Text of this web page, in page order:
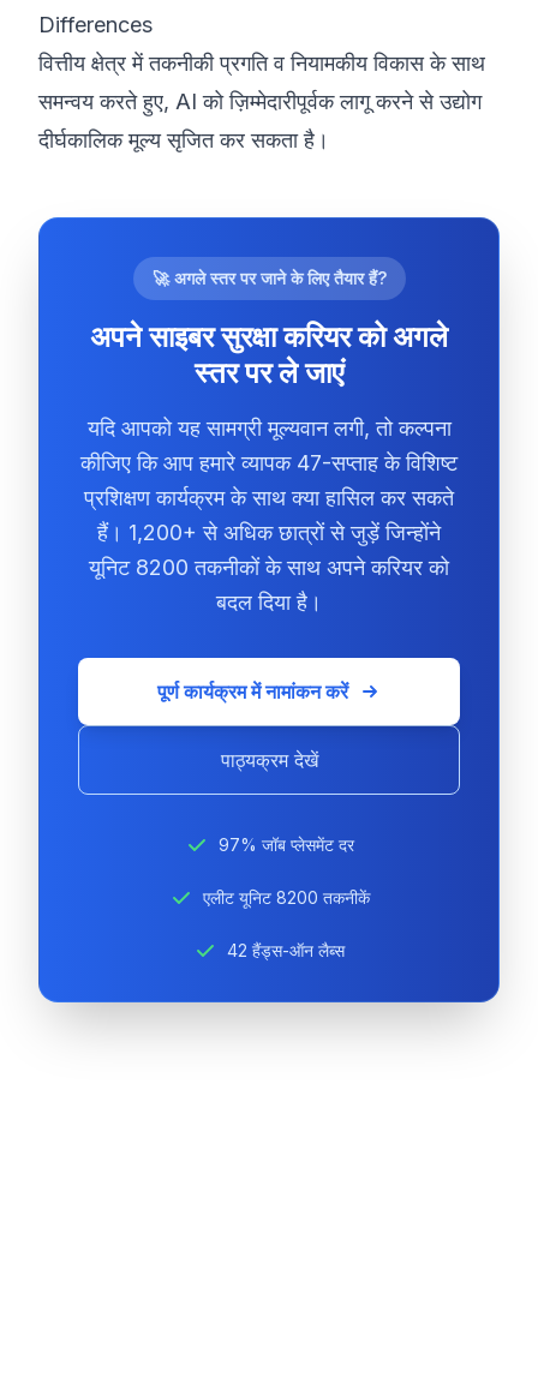
Differences
वित्तीय क्षेत्र में तकनीकी प्रगति व नियामकीय विकास के साथ
समन्वय करते हुए, AI को ज़िम्मेदारीपूर्वक लागू करने से उद्योग
दीर्घकालिक मूल्य सृजित कर सकता है।
🚀 अगले स्तर पर जाने के लिए तैयार हैं?
अपने साइबर सुरक्षा करियर को अगले
स्तर पर ले जाएं
यदि आपको यह सामग्री मूल्यवान लगी, तो कल्पना
कीजिए कि आप हमारे व्यापक 47-सप्ताह के विशिष्ट
प्रशिक्षण कार्यक्रम के साथ क्या हासिल कर सकते
हैं। 1,200+ से अधिक छात्रों से जुड़ें जिन्होंने
यूनिट 8200 तकनीकों के साथ अपने करियर को
बदल दिया है।
पूर्ण कार्यक्रम में नामांकन करें
पाठ्यक्रम देखें
97% जॉब प्लेसमेंट दर
एलीट यूनिट 8200 तकनीकें
42 हैंड्स-ऑन लैब्स